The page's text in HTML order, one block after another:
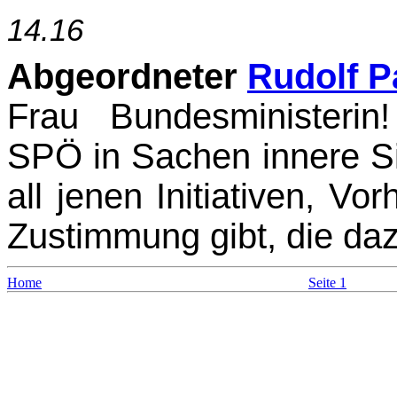
14.16
Abgeordneter Rudolf
Frau
SPÖ in Sachen innere
all jenen Initiativen,
Zustimmung gibt, die
Home Seite 1